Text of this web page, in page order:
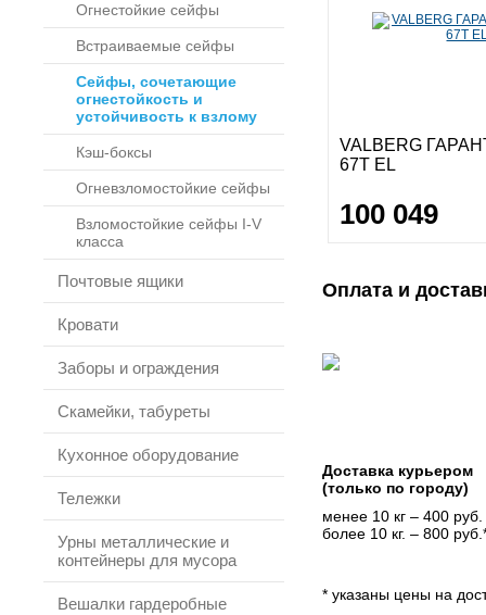
Огнестойкие сейфы
Встраиваемые сейфы
Сейфы, сочетающие
огнестойкость и
устойчивость к взлому
Кэш-боксы
Огневзломостойкие сейфы
Взломостойкие сейфы I-V
класса
Почтовые ящики
Кровати
Заборы и ограждения
Скамейки, табуреты
Кухонное оборудование
Тележки
Урны металлические и
контейнеры для мусора
Вешалки гардеробные
VALBERG
67T EL
100 049
Оплата и
Доставка курьером
(только по городу)
менее 10 кг – 400 руб.
более 10 кг. – 800
* указаны цены на